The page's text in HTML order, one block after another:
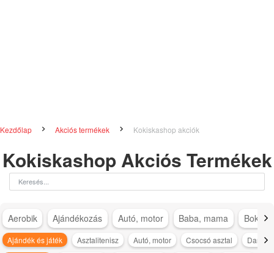
Kezdőlap Akciós termékek Kokiskashop akciók
Kokiskashop Akciós Termékek
Aerobik Ajándékozás Autó, motor Baba, mama
Ajándék és játék Asztalitenisz Autó, motor Csocsó asztal
Darts